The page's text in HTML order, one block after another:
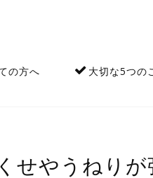
の方へ 大切な5つの
せやうねり